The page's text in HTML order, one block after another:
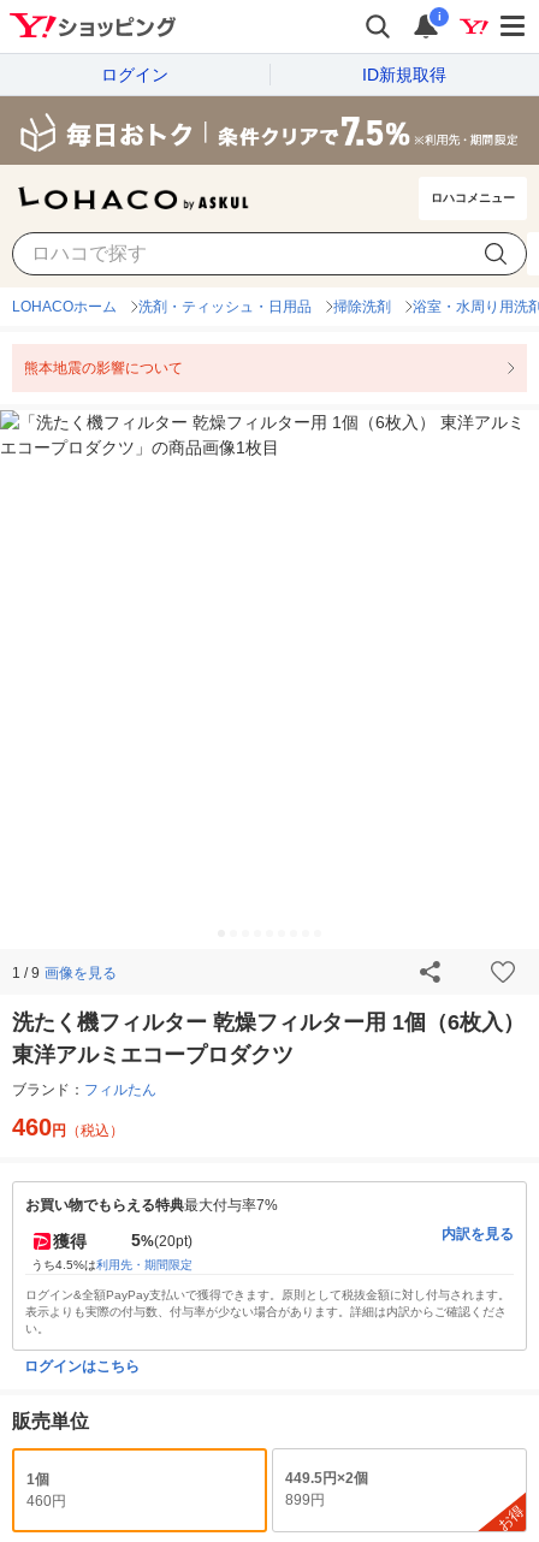
i
ログイン ID新規取得
ロハコメニュー
LOHACOホーム 洗剤・ティッシュ・日用品 掃除洗剤 浴室・水周り用洗
熊本地震の影響について
1 / 9 画像を見る
洗たく機フィルター 乾燥フィルター用 1個（6枚入）
東洋アルミエコープロダクツ
ブランド： フィルたん
460円 （税込）
お買い物でもらえる特典最大付与率7%
獲得 5%(20pt)
うち4.5%は利用先・期間限定
内訳を見る
ログイン&全額PayPay支払いで獲得できます。原則として税抜金額に対し付与されます。
表示よりも実際の付与数、付与率が少ない場合があります。詳細は内訳からご確認くださ
い。
ログインはこちら
販売単位
1個
460円
449.5円×2個
899円
お得